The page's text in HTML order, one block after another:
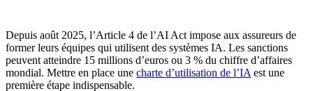
Depuis août 2025, l’Article 4 de l’AI Act impose aux assureurs de
former leurs équipes qui utilisent des systèmes IA. Les sanctions
peuvent atteindre 15 millions d’euros ou 3 % du chiffre d’affaires
mondial. Mettre en place une charte d’utilisation de l’IA est une
première étape indispensable.